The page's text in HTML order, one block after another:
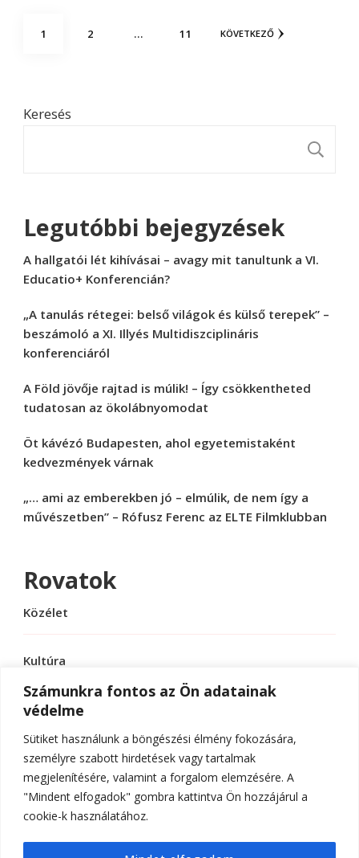
Számunkra fontos az Ön adatainak
védelme
Sütiket használunk a böngészési élmény fokozására,
személyre szabott hirdetések vagy tartalmak
megjelenítésére, valamint a forgalom elemzésére. A
"Mindent elfogadok" gombra kattintva Ön hozzájárul a
cookie-k használatához.
Bejegyzések
OLDAL
1 OLDAL
2 … OLDAL
11 KÖVETKEZŐ
Keresés
Legutóbbi bejegyzések
A hallgatói lét kihívásai – avagy mit tanultunk a VI.
Educatio+ Konferencián?
„A tanulás rétegei: belső világok és külső terepek” –
beszámoló a XI. Illyés Multidiszciplináris
konferenciáról
A Föld jövője rajtad is múlik! – Így csökkentheted
tudatosan az ökolábnyomodat
Öt kávézó Budapesten, ahol egyetemistaként
kedvezmények várnak
„… ami az emberekben jó – elmúlik, de nem így a
művészetben” – Rófusz Ferenc az ELTE Filmklubban
Rovatok
Közélet
Kultúra
Sport
Tudomány
© Szerzői jog 2026ELTE Online